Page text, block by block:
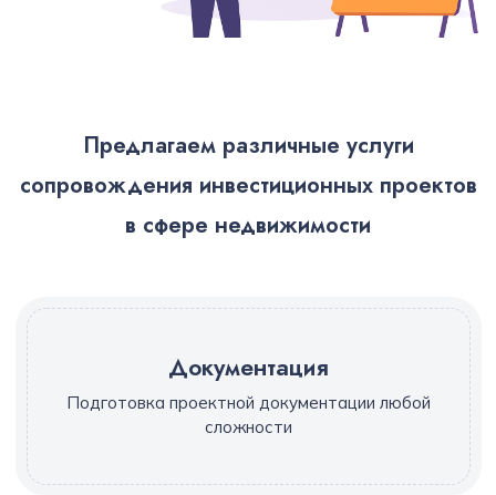
Предлагаем различные услуги
сопровождения инвестиционных проектов
в сфере недвижимости
Документация
Подготовка проектной документации любой
сложности